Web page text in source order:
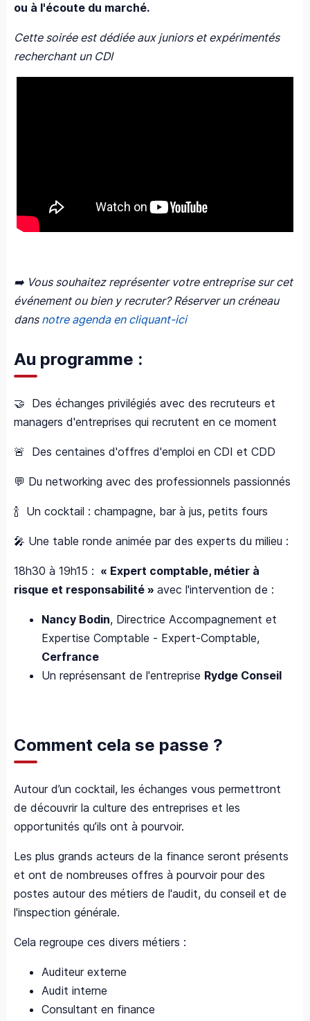
ou à l'écoute du marché.
Cette soirée est dédiée aux juniors et expérimentés
recherchant un CDI
➡️ Vous souhaitez représenter votre entreprise sur cet
événement ou bien y recruter? Réserver un créneau
dans notre agenda en cliquant-ici
Au programme :
🤝 Des échanges privilégiés avec des recruteurs et
managers d'entreprises qui recrutent en ce moment
🚨 Des centaines d'offres d'emploi en CDI et CDD
💬 Du networking avec des professionnels passionnés
🍾 Un cocktail : champagne, bar à jus, petits fours
🎤 Une table ronde animée par des experts du milieu :
18h30 à 19h15 : « Expert comptable, métier à
risque et responsabilité » avec l'intervention de :
Nancy Bodin, Directrice Accompagnement et
Expertise Comptable - Expert-Comptable,
Cerfrance
Un représensant de l'entreprise Rydge Conseil
Comment cela se passe ?
Autour d’un cocktail, les échanges vous permettront
de découvrir la culture des entreprises et les
opportunités qu’ils ont à pourvoir.
Les plus grands acteurs de la finance seront présents
et ont de nombreuses offres à pourvoir pour des
postes autour des métiers de l'audit, du conseil et de
l'inspection générale.
Cela regroupe ces divers métiers :
Auditeur externe
Audit interne
Consultant en finance